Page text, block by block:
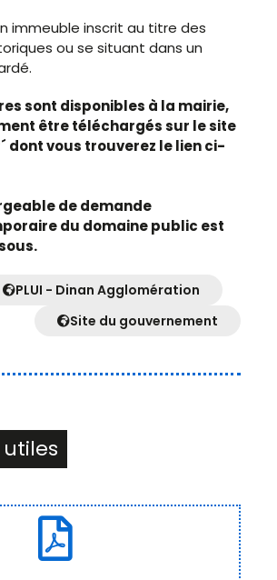
immeuble inscrit au titre des
ou se situant dans un
sont disponibles à la mairie,
être téléchargés sur le site
dont vous trouverez le lien ci-
de demande
du domaine public est
PLUI - Dinan Agglomération
Site du gouvernement